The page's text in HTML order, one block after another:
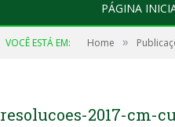
PÁGINA
VOCÊ ESTÁ EM: Home »
resolucoes-2017-cm-